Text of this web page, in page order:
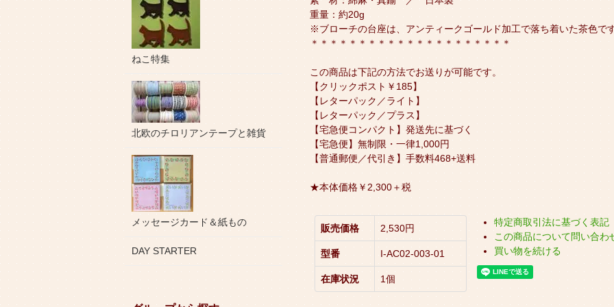
重量：約20g
※ブローチの台座は、アンティークゴールド加工で落ち着いた茶色で
＊＊＊＊＊＊＊＊＊＊＊＊＊＊＊＊＊＊＊＊＊
この商品は下記の方法でお送りが可能です。
【クリックポスト￥185】
【レターパック／ライト】
【レターパック／プラス】
【宅急便コンパクト】発送先に基づく
【宅急便】無制限・一律1,000円
【普通郵便／代引き】手数料468+送料
★本体価格￥2,300＋税
販売価格 2,530円
型番 I-AC02-003-01
在庫状況 1個
特定商取引法に基づく表記
この商品について問い合わ
買い物を続ける
ねこ特集
北欧のチロリアンテープと雑貨
メッセージカード＆紙もの
DAY STARTER